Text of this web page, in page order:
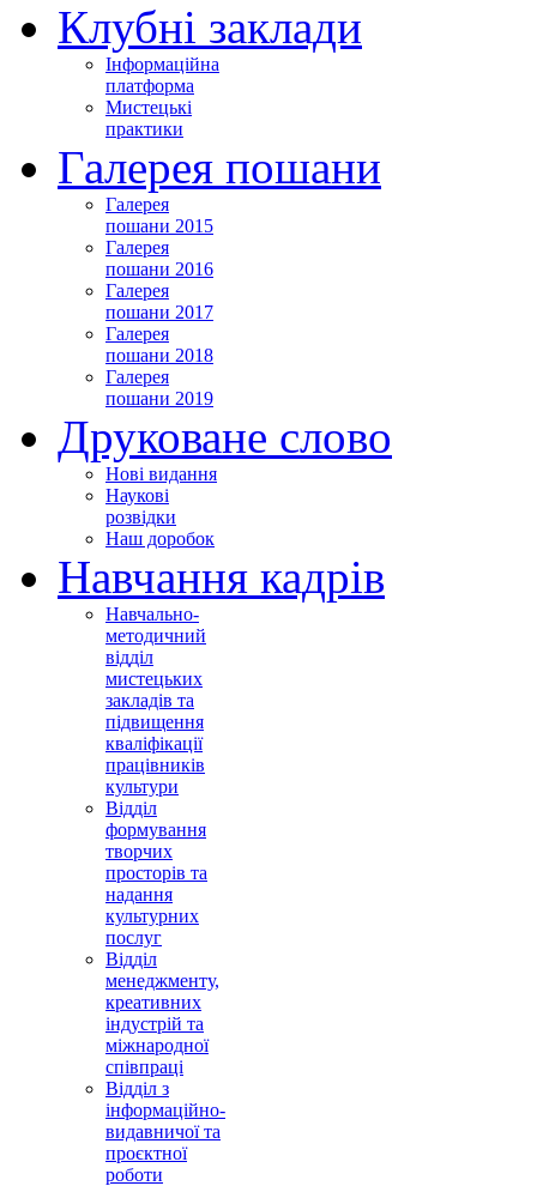
Клубні заклади
Інформаційна
платформа
Мистецькі
практики
Галерея пошани
Галерея
пошани 2015
Галерея
пошани 2016
Галерея
пошани 2017
Галерея
пошани 2018
Галерея
пошани 2019
Друковане слово
Нові видання
Наукові
розвідки
Наш доробок
Навчання кадрів
Навчально-
методичний
відділ
мистецьких
закладів та
підвищення
кваліфікації
працівників
культури
Відділ
формування
творчих
просторів та
надання
культурних
послуг
Відділ
менеджменту,
креативних
індустрій та
міжнародної
співпраці
Відділ з
інформаційно-
видавничої та
проєктної
роботи